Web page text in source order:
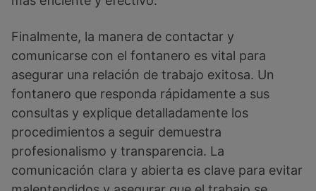
Finalmente, la manera de contactar y
comunicarse con el fontanero es vital para
asegurar una relación de trabajo exitosa. Un
fontanero que responda rápidamente a sus
consultas y explique detalladamente los
procedimientos a seguir demuestra
profesionalismo y transparencia. La
comunicación clara y abierta es clave para evitar